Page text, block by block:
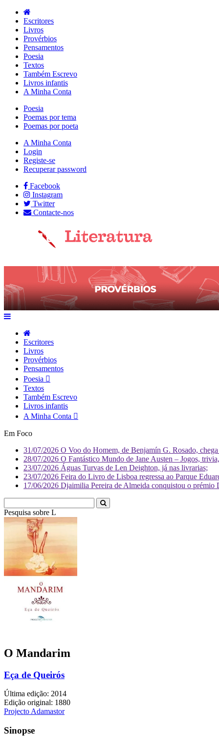
Escritores
Livros
Provérbios
Pensamentos
Poesia
Textos
Também Escrevo
Livros infantis
A Minha Conta
Poesia
Poemas por tema
Poemas por poeta
A Minha Conta
Login
Registe-se
Recuperar password
Facebook
Instagram
Twitter
Contacte-nos
Escritores
Livros
Provérbios
Pensamentos
Poesia
Textos
Também Escrevo
Livros infantis
A Minha Conta
Em Foco
31/07/2026 O Voo do Homem, de Benjamín G. Rosado,
28/07/2026 O Fantástico Mundo de Jane Austen – Jogos,
23/07/2026 Águas Turvas de Len Deighton, já nas livrarias;
23/07/2026 Feira do Livro de Lisboa regressa ao Parque
17/06/2026 Djaimilia Pereira de Almeida conquistou o
Pesquisa sobre Literatura
O Mandarim
Eça de Queirós
Última edição: 2014
Edição original: 1880
Projecto Adamastor
Sinopse